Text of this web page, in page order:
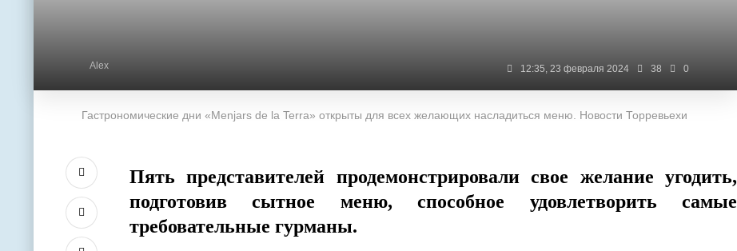
Alex 12:35, 23 февраля 2024 38 0
Гастрономические дни «Menjars de la Terra» открыты для всех желающих насладиться меню. Новости Торревьехи
Пять представителей продемонстрировали свое желание угодить,
подготовив сытное меню, способное удовлетворить самые
требовательные гурманы.